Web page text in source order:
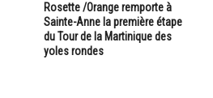
Rosette /Orange remporte à
Sainte-Anne la première étape
du Tour de la Martinique des
yoles rondes